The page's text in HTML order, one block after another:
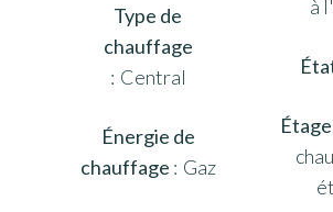
Type de
chauffage
Central
Énergie de
chauffage
Gaz
à
Étage